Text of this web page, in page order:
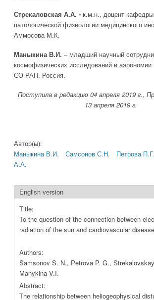
Стрекаловская А.А. - к.м.н., доцент
патологической физиологии медицинского
Аммосова М.К.
Маныкина В.И. – младший научный
космофизических исследований и
СО РАН, Россия.
Поступила в редакцию 04 апреля 2019 г.,
13 апреля 2019 г.
Автор(ы):
Маныкина В.И.
Самсонов С.Н. Петрова П.Г.
А.А.
English version
Title:
To the question of the connection between
radiation of the sun and cardiovascular
Authors:
Samsonov S. N., Petrova P. G.,
Manykina V.I.
Abstract:
The relationship between heliogeophysical